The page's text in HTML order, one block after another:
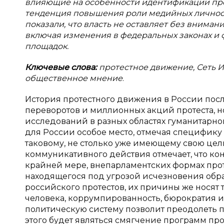
влияющие на особенности идентификации
тенденция повышения роли медийных
показали, что власть не оставляет без
включая изменения в федеральных законах
площадок.
Ключевые слова:протестное движение, Сеть
общественное мнение.
История протестного движения в России
переворотов и миллионных акций протеста,
исследований в разных областях
для России особое место, отмечая
таковому, не столько уже имеющему свою
коммуникативного действия отмечает, что
крайней мере, внепарламентских формах
находящегося под угрозой исчезновения
российского протестов, их причины же
человека, коррумпированность, бюрократия
политическую систему позволит
этого будет являться смягчение программ